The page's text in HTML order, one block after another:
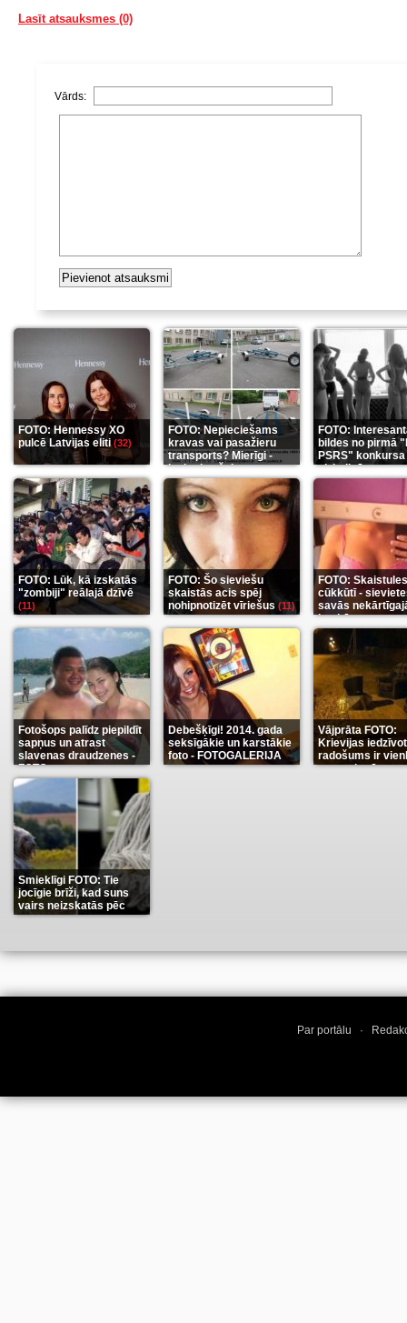
Lasīt atsauksmes (0)
Vārds:
FOTO: Hennessy XO
pulcē Latvijas eliti(32)
FOTO: Nepieciešams
kravas vai pasažieru
transports? Mierīgi -
ieskaties šeit(35)
FOTO:
bildes no pirmā
PSRS" konkursa
aizkulisēm(12)
FOTO: Lūk, kā izskatās
"zombiji" reālajā dzīvē
(11)
FOTO: Šo sieviešu
skaistās acis spēj
nohipnotizēt vīriešus (11)
FOTO: Skaistules
cūkkūtī -
savās
istabās(12)
Fotošops palīdz piepildīt
sapņus un atrast
slavenas draudzenes -
FOTO(13)
Debešķīgi! 2014. gada
seksīgākie un karstākie
foto - FOTOGALERIJA
(9)
Vājprāta FOTO:
Krievijas
radošums ir
neaprakstāms
Smieklīgi FOTO: Tie
jocīgie brīži, kad suns
vairs neizskatās pēc
suņa(11)
Par portālu ·